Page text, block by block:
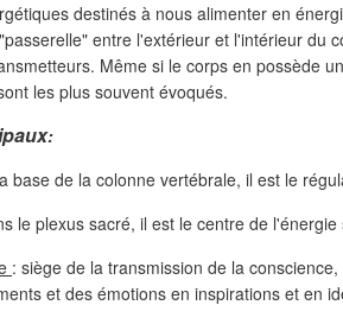
destinés à nous alimenter en
entre l'extérieur et l'intérieur du
Même si le corps en possède
les plus souvent évoqués.
:
base de la colonne vertébrale, il est le
le plexus sacré, il est le centre de
: siège de la transmission de la
et des émotions en inspirations et en